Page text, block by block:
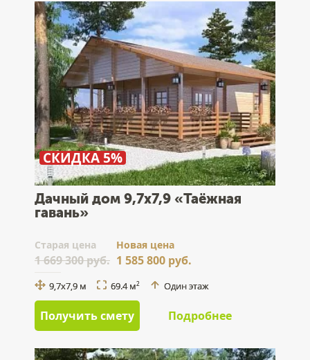
СКИДКА 5%
Дачный дом 9,7x7,9 «Таёжная
гавань»
Cтарая цена
1 669 300 руб.
Новая цена
1 585 800 руб.
9,7x7,9 м 69.4 м2 Один этаж
Получить смету Подробнее